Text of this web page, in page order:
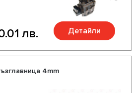
лв. Детайли
4mm